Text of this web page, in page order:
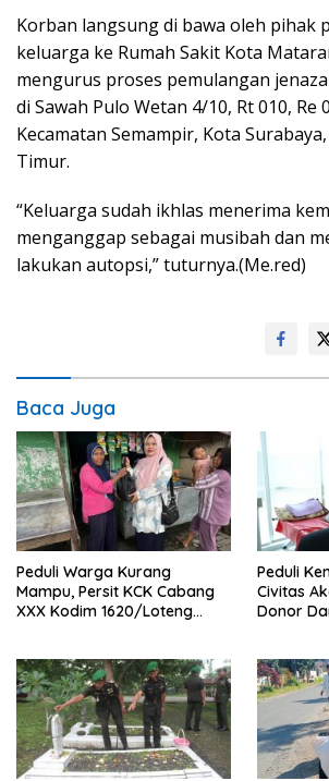
Korban langsung di bawa oleh pihak
keluarga ke Rumah Sakit Kota
mengurus proses pemulangan
di Sawah Pulo Wetan 4/10, Rt 010, Re
Kecamatan Semampir, Kota
Timur.
“Keluarga sudah ikhlas menerima
menganggap sebagai musibah dan
lakukan autopsi,” tuturnya.(Me.red)
Baca Juga
Peduli Warga Kurang
Mampu, Persit KCK Cabang
XXX Kodim 1620/Loteng
Peduli
Civitas
Donor